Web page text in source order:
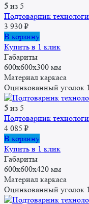
5 из 5
Подтоварник
3 930 ₽
В корзину
Купить в 1 клик
Габариты
600x600x300 мм
Материал каркаса
Оцинкованный уголок
5 из 5
Подтоварник
4 085 ₽
В корзину
Купить в 1 клик
Габариты
600x600x420 мм
Материал каркаса
Оцинкованный уголок